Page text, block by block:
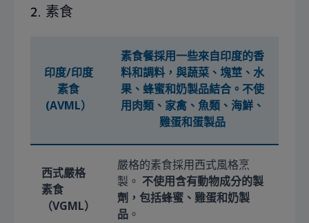
2. 素食
印度/印度
素食
(AVML）
素食餐採用一些來自印度的香
料和調料，與蔬菜、塊莖、水
果、蜂蜜和奶製品結合。 不使
用肉類、家禽、魚類、海鮮、
雞蛋和蛋製品
西式嚴格
素食
（VGML）
嚴格的素食採用西式風格烹
製。 不使用含有動物成分的製
劑，包括蜂蜜、雞蛋和奶製
品 。